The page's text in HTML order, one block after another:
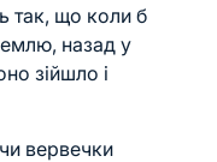
так, що коли б
назад у
зійшло і
вервечки